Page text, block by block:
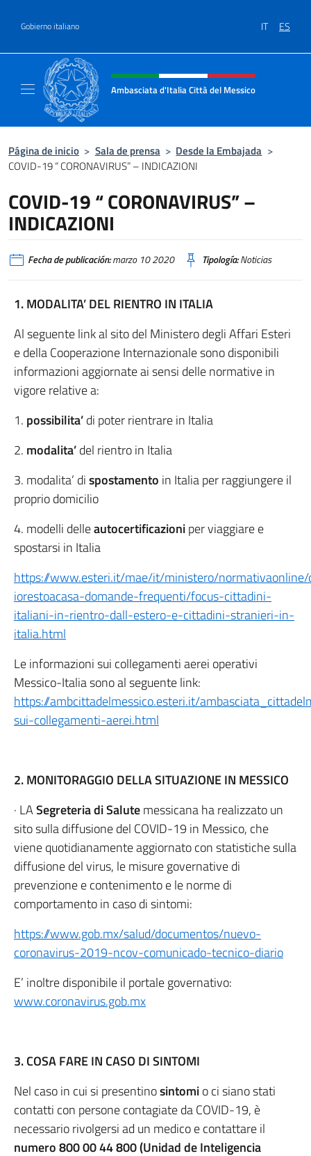
Gobierno italiano IT ES
Encabezado del sitio web,
Ambasciata d'Italia Città del Messico
Página de inicio > Sala de prensa > Desde la Embajada >
COVID-19 “ CORONAVIRUS” – INDICAZIONI
COVID-19 “ CORONAVIRUS” –
INDICAZIONI
Fecha de publicación:marzo 10 2020 Tipología:Noticias
1. MODALITA’ DEL RIENTRO IN ITALIA
Al seguente link al sito del Ministero degli Affari Esteri
e della Cooperazione Internazionale sono disponibili
informazioni aggiornate ai sensi delle normative in
vigore relative a:
1. possibilita’di poter rientrare in Italia
2. modalita’del rientro in Italia
3. modalita’ dispostamento in Italia per raggiungere il
proprio domicilio
4. modelli delleautocertificazioniper viaggiare e
spostarsi in Italia
https://www.esteri.it/mae/it/ministero/
iorestoacasa-domande-frequenti/focus-cittadini-
italiani-in-rientro-dall-estero-e-cittadini-stranieri-in-
italia.html
Le informazioni sui collegamenti aerei operativi
Messico-Italia sono al seguente link:
https://ambcittadelmessico.esteri.it/
sui-collegamenti-aerei.html
2. MONITORAGGIO DELLASITUAZIONE IN MESSICO
· LASegreteria di Salutemessicana ha realizzato un
sito sulla diffusione del COVID-19 in Messico, che
viene quotidianamente aggiornato con statistiche sulla
diffusione del virus, le misure governative di
prevenzione e contenimento e le norme di
comportamento in caso di sintomi:
https://www.gob.mx/salud/documentos/nuevo-
coronavirus-2019-ncov-comunicado-tecnico-diario
E’ inoltre disponibile il portale governativo:
www.coronavirus.gob.mx
3. COSA FARE IN CASO DI SINTOMI
Nel caso in cui si presentinosintomio ci siano stati
contatti con persone contagiate da COVID-19, è
necessario rivolgersi ad un medico e contattare il
numero 800 00 44 800 (Unidad de Inteligencia